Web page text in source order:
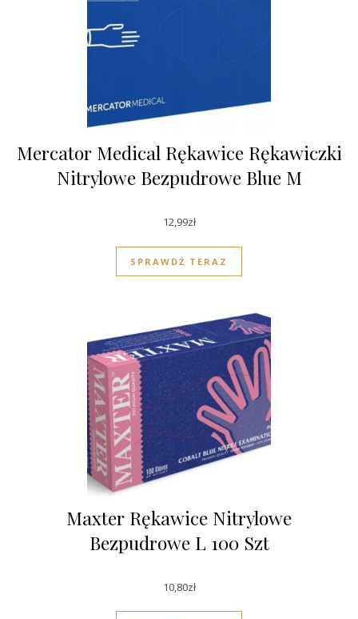
Mercator Medical Rękawice Rękawiczki
Nitrylowe Bezpudrowe Blue M
12,99zł
SPRAWDŹ TERAZ
Maxter Rękawice Nitrylowe
Bezpudrowe L 100 Szt
10,80zł